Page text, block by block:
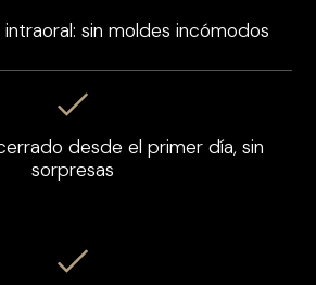
sin moldes incómodos
desde el primer día, sin
sorpresas